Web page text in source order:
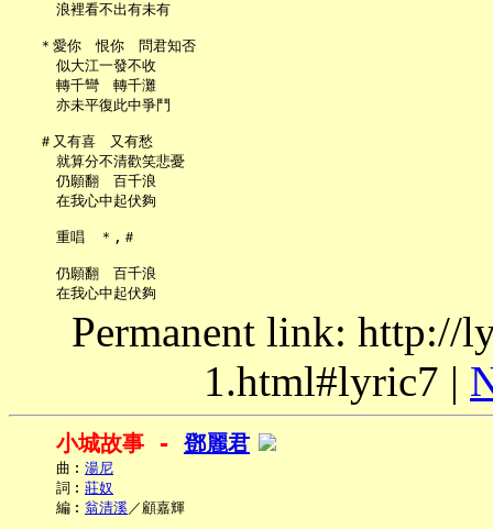
     浪裡看不出有未有
   ＊愛你　恨你　問君知否
     似大江一發不收
     轉千彎　轉千灘
     亦未平復此中爭鬥
   ＃又有喜　又有愁
     就算分不清歡笑悲憂
     仍願翻　百千浪
     在我心中起伏夠
     重唱　＊,＃
     仍願翻　百千浪
Permanent link: http://
1.html#lyric7 |
小城故事 - 鄧麗君
     曲︰
湯尼
     詞︰
莊奴
     編︰
翁清溪／顧嘉輝